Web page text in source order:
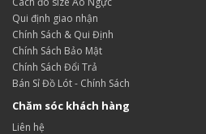
Qui định giao nhận
Chính Sách & Qui Định
Chính Sách Bảo Mật
Chính Sách Đổi Trả
Bán Sỉ Đồ Lót - Chính Sách
Chăm sóc khách hàng
Liên hệ